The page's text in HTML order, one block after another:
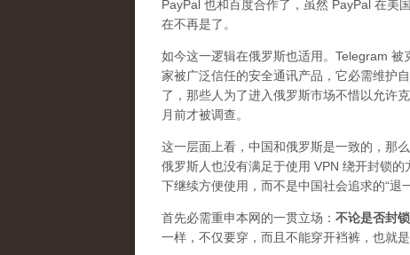
PayPal 也和百度合作了，虽然 PayPal 在美
在不再是了。
如今这一逻辑在俄罗斯也适用。Telegram
家被广泛信任的安全通讯产品，它必需维护
了，那些人为了进入俄罗斯市场不惜以允许
月前才被调查。
这一层面上看，中国和俄罗斯是一致的，那
俄罗斯人也没有满足于使用 VPN 绕开封锁
下继续方便使用，而不是中国社会追求的“退
首先必需重申本网的一贯立场： 不论是否封锁
一样，不仅要穿，而且不能穿开裆裤，也就